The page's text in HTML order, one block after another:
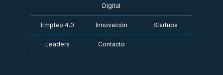
Digital
Empleo 4.0 Innovación Startups
Leaders Contacto